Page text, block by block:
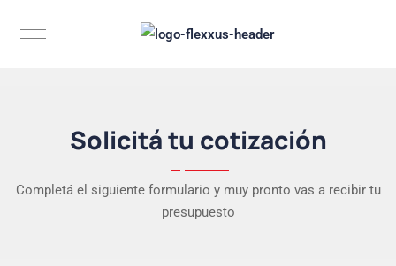
Solicitá tu cotización
Completá el siguiente formulario y muy pronto vas a recibir tu
presupuesto